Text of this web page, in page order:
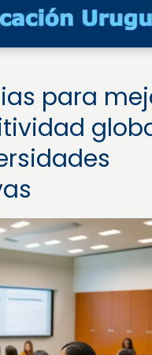
para